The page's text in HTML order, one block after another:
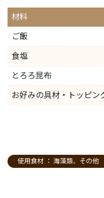
材料
ご飯
食塩
とろろ昆布
お好みの具材・トッピン
使用食材 ： 海藻類、 その他